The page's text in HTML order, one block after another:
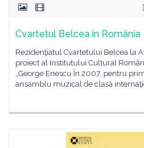
Cvartetul Belcea în România
Rezidenţiatul Cvartetului Belcea la
proiect al Institutului Cultural
„George Enescu În 2007, pentru
ansamblu muzical de clasă